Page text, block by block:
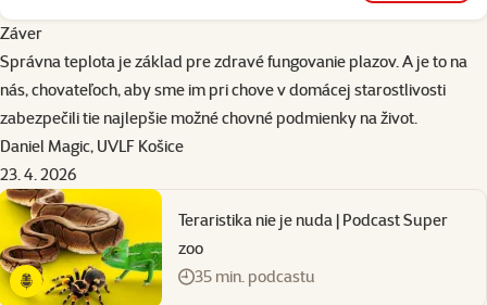
Záver
Správna teplota je základ pre zdravé fungovanie plazov. A je to na
nás, chovateľoch, aby sme im pri chove v domácej starostlivosti
zabezpečili tie najlepšie možné chovné podmienky na život.
Daniel Magic, UVLF Košice
23. 4. 2026
Teraristika nie je nuda | Podcast Super
zoo
35 min. podcastu